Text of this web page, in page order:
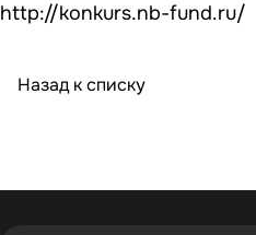
http://konkurs.nb-fund.ru/
Назад к списку